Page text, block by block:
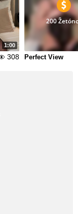
1:00
308
200
Perfect View